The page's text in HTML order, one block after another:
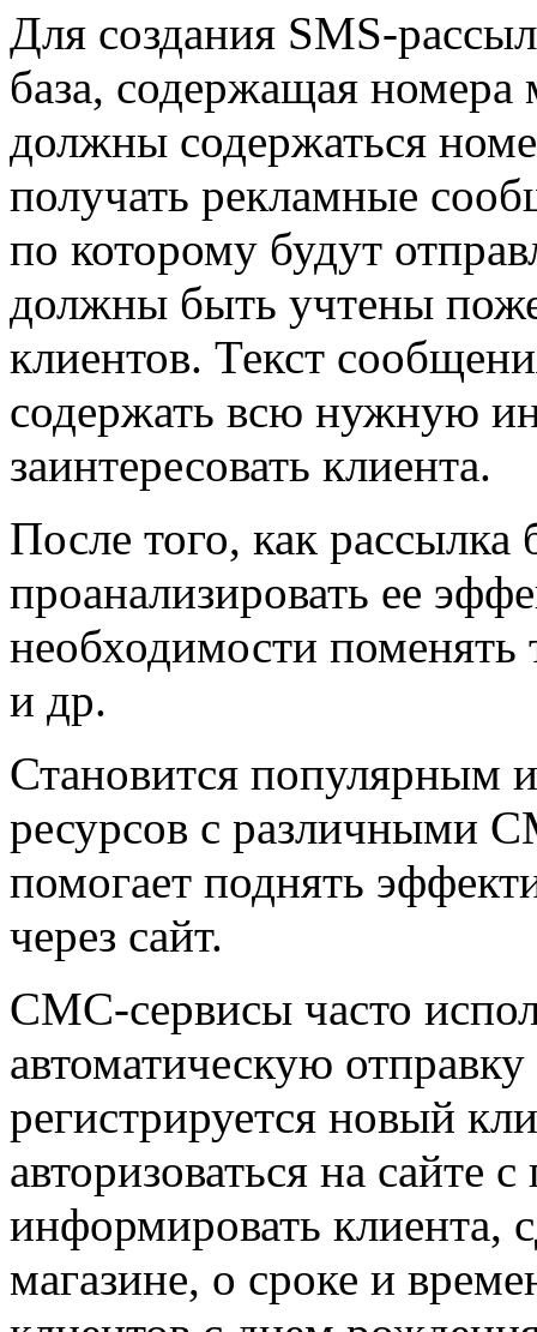
Для создания SMS-
база, содержащая
должны содержаться
получать рекламные
по которому будут
должны быть учтены
клиентов. Текст
содержать всю нужную
заинтересовать клиента.
После того, как рассылка
проанализировать ее
необходимости поменять
и др.
Становится популярным
ресурсов с различными
помогает поднять
через сайт.
СМС-сервисы часто
автоматическую
регистрируется новый
авторизоваться на
информировать клиента,
магазине, о сроке и